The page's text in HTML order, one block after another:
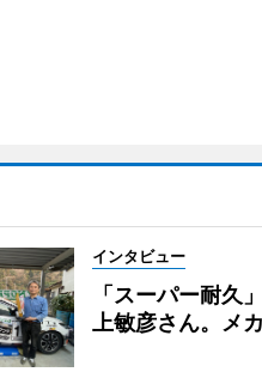
インタビュー
「スーパー耐久
上敏彦さん。メ